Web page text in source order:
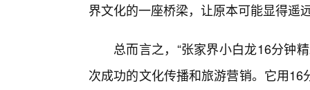
界文化的一座桥梁，让原本可能显得遥
总而言之，“张家界小白龙16分钟
次成功的文化传播和旅游营销。它用